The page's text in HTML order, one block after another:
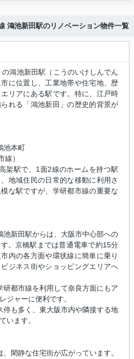
鴻池新田駅のリノベーション物件一覧
鴻池新田駅（こうのいけしんでん
に位置し、工業地帯や住宅地、歴
リアにある駅です。特に、江戸時
れる「鴻池新田」の歴史的背景が
池本町
線）
架駅で、1面2線のホームを持つ駅
地域住民の日常的な移動に利用さ
な駅ですが、学研都市線の重要な
池新田駅からは、大阪市中心部への
。京橋駅までは普通電車で約15分
内の各方面や環状線に簡単に乗り
ジネス街やショッピングエリアへ
研都市線を利用して奈良方面にもア
ジャーに便利です。
停も多く、東大阪市内や隣接する地
います。
閑静な住宅街が広がっています。